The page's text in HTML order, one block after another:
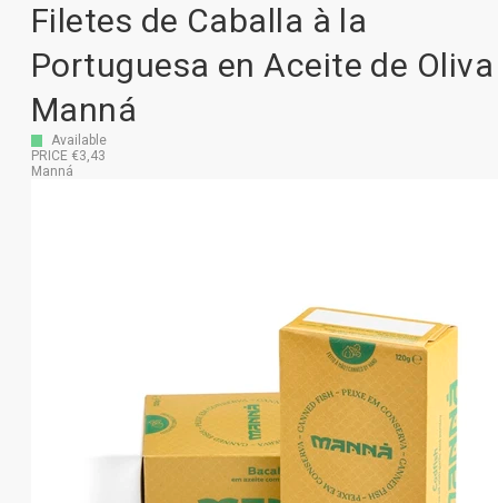
Filetes de Caballa à la
Portuguesa en Aceite de Oliva
Manná
Available
PRICE €3,43
Manná